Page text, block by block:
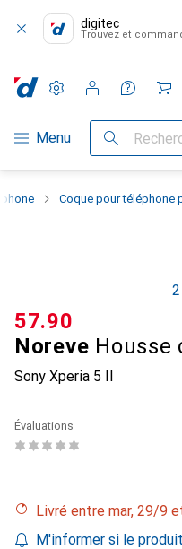
digitec
Trouvez et
Navigation par catégorie
Menu Recherche
Paramètres
Compte client
Listes de comparaison
Listes d'envies
Panier
Coque pour téléphone
Noreve Housse
Sony Xperia 5 II
CHF
57.90
Évaluations
Livré entre mar, 29/9
M'informer si le